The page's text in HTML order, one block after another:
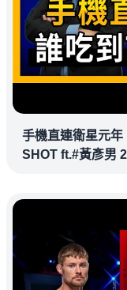
手機直連衛星元
SHOT ft.#黃彥男